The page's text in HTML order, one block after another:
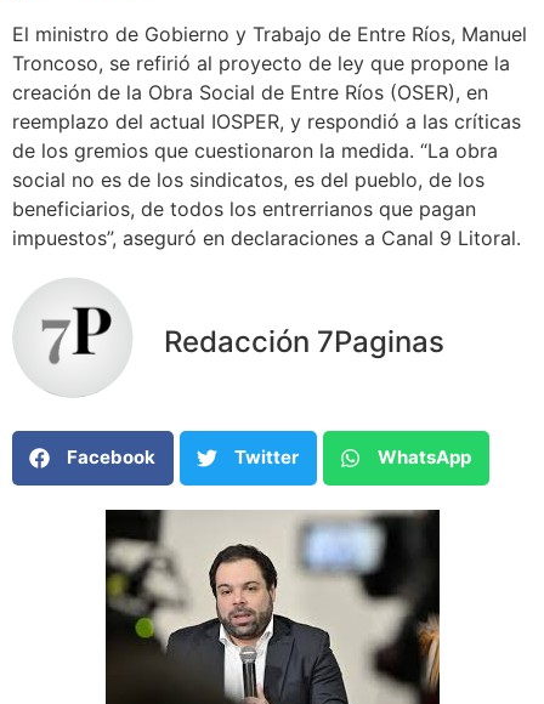
El ministro de Gobierno y Trabajo de Entre Ríos, Manuel
Troncoso, se refirió al proyecto de ley que propone la
creación de la Obra Social de Entre Ríos (OSER), en
reemplazo del actual IOSPER, y respondió a las críticas
de los gremios que cuestionaron la medida. “La obra
social no es de los sindicatos, es del pueblo, de los
beneficiarios, de todos los entrerrianos que pagan
impuestos”, aseguró en declaraciones a Canal 9 Litoral.
Redacción 7Paginas
Facebook Twitter WhatsApp